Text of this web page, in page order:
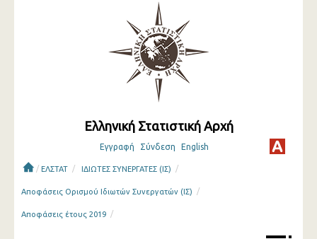
Ελληνική Στατιστική Αρχή
Εγγραφή Σύνδεση English
/ ΕΛΣΤΑΤ / ΙΔΙΩΤΕΣ ΣΥΝΕΡΓΑΤΕΣ (ΙΣ) /
Αποφάσεις Ορισμού Ιδιωτών Συνεργατών (ΙΣ) /
Αποφάσεις έτους 2019 /